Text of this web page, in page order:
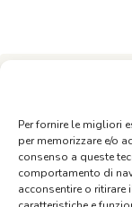
Per fornire le migliori
per memorizzare e/o
consenso a queste
comportamento di
acconsentire o